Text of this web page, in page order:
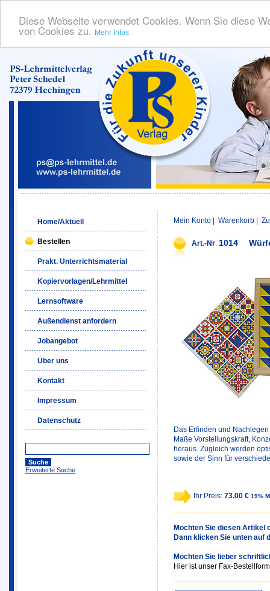
Diese Webseite verwendet Cookies. Wenn Sie diese
von Cookies zu. Mehr Infos
Home/Aktuell
Bestellen
Prakt. Unterrichtsmaterial
Kopiervorlagen/Lehrmittel
Lernsoftware
Außendienst anfordern
Jobangebot
Über uns
Kontakt
Impressum
Datenschutz
Erweiterte Suche
Mein Konto Warenkorb
Art.-Nr. 1014
Das Erfinden und
Maße Vorstellungskraft,
heraus. Zugleich werden
sowie der Sinn für
Ihr Preis: 73.00 € 19%
Möchten Sie diesen Artikel
Dann klicken Sie unten auf
Möchten Sie lieber
Hier ist unser Fax-